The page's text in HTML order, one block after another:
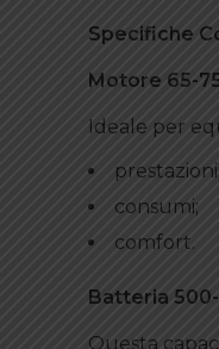
Specifiche
Motore 65-
Ideale per
prestazioni;
consumi;
comfort.
Batteria
Questa